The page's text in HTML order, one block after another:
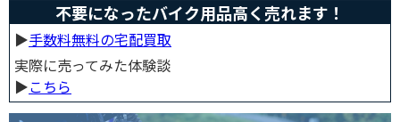
不要になったバイク用品高く売れます！
▶︎手数料無料の宅配買取
実際に売ってみた体験談
▶︎こちら